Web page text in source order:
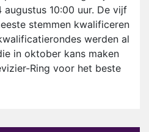
10:00 uur. De vijf
stemmen kwalificeren
werden al
in oktober kans maken
Ring voor het beste